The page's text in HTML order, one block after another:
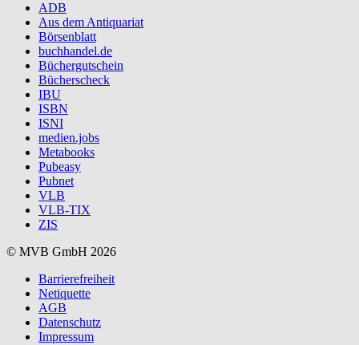
ADB
Aus dem Antiquariat
Börsenblatt
buchhandel.de
Büchergutschein
Bücherscheck
IBU
ISBN
ISNI
medien.jobs
Metabooks
Pubeasy
Pubnet
VLB
VLB-TIX
ZIS
© MVB GmbH 2026
Barrierefreiheit
Netiquette
AGB
Datenschutz
Impressum